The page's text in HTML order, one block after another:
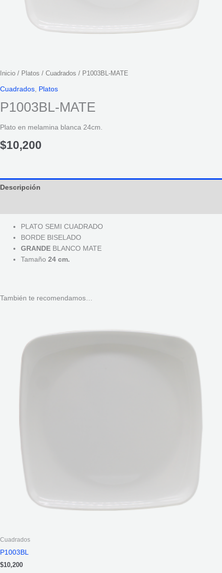
Inicio / Platos / Cuadrados / P1003BL-MATE
Cuadrados Platos
P1003BL-MATE
Plato en melamina blanca 24cm.
$10,200
Descripción
PLATO SEMI CUADRADO
BORDE BISELADO
GRANDE BLANCO MATE
Tamaño 24 cm.
También te recomendamos…
Cuadrados
P1003BL
$10,200